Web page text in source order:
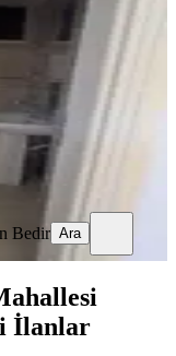
Bedir
Bedir Ara
İlanlar